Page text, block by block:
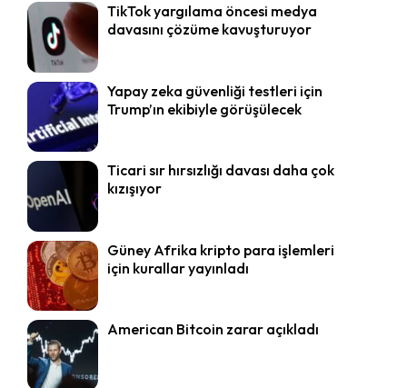
TikTok yargılama öncesi medya
davasını çözüme kavuşturuyor
Yapay zeka güvenliği testleri için
Trump’ın ekibiyle görüşülecek
Ticari sır hırsızlığı davası daha çok
kızışıyor
Güney Afrika kripto para işlemleri
için kurallar yayınladı
American Bitcoin zarar açıkladı